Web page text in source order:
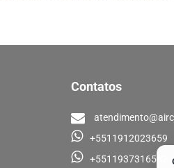
Contatos
+5511912023659
+5511937316582